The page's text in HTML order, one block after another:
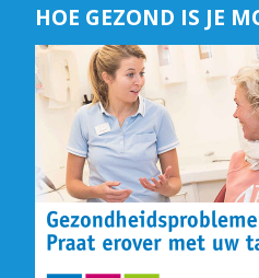
HOE GEZOND IS JE